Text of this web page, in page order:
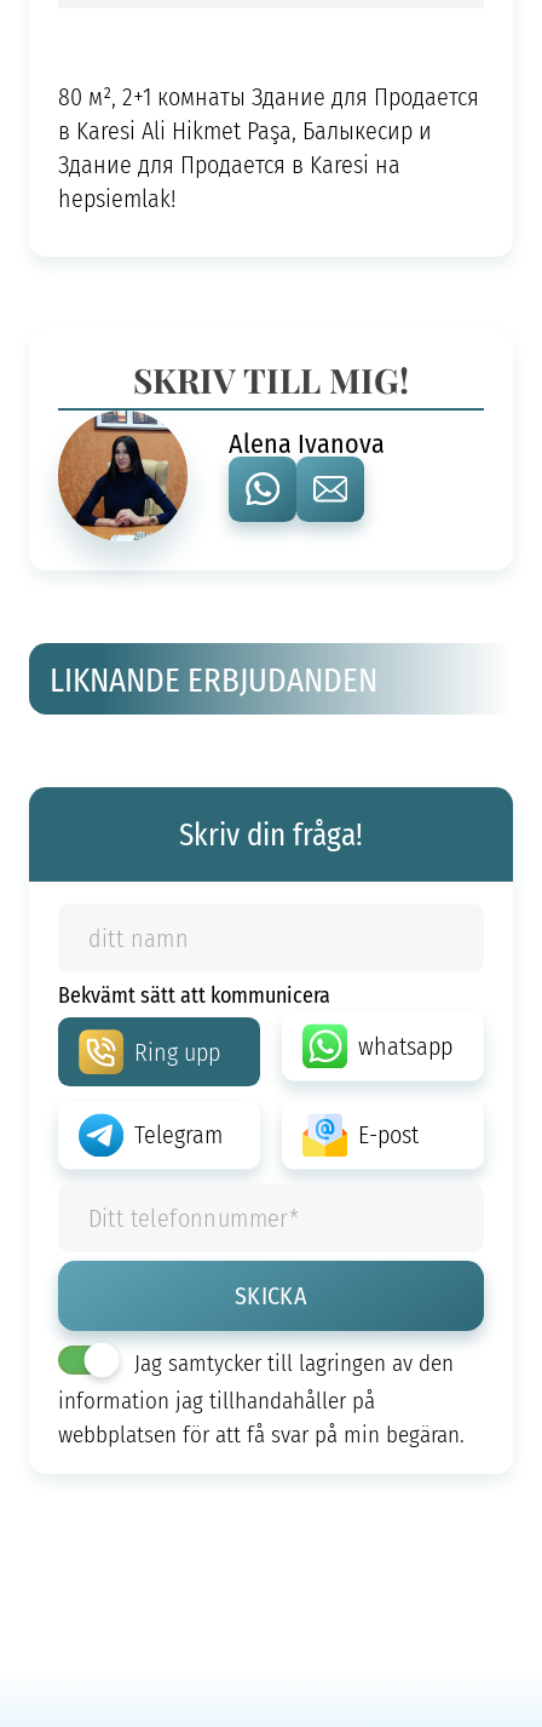
80 м², 2+1 комнаты Здание для Продается
в Karesi Ali Hikmet Paşa, Балыкесир и
Здание для Продается в Karesi на
hepsiemlak!
SKRIV TILL MIG!
Alena Ivanova
LIKNANDE ERBJUDANDEN
Skriv din fråga!
Bekvämt sätt att kommunicera
Ring upp whatsapp
Telegram E-post
Jag samtycker till lagringen av den
information jag tillhandahåller på
webbplatsen för att få svar på min begäran.